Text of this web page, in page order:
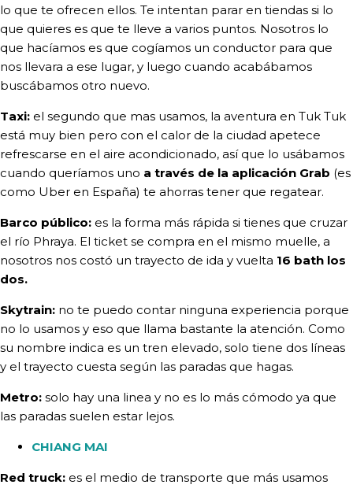
lo que te ofrecen ellos. Te intentan parar en tiendas si lo
que quieres es que te lleve a varios puntos. Nosotros lo
que hacíamos es que cogíamos un conductor para que
nos llevara a ese lugar, y luego cuando acabábamos
buscábamos otro nuevo.
Taxi: el segundo que mas usamos, la aventura en Tuk Tuk
está muy bien pero con el calor de la ciudad apetece
refrescarse en el aire acondicionado, así que lo usábamos
cuando queríamos uno a través de la aplicación Grab (es
como Uber en España) te ahorras tener que regatear.
Barco público: es la forma más rápida si tienes que cruzar
el río Phraya. El ticket se compra en el mismo muelle, a
nosotros nos costó un trayecto de ida y vuelta 16 bath los
dos.
Skytrain: no te puedo contar ninguna experiencia porque
no lo usamos y eso que llama bastante la atención. Como
su nombre indica es un tren elevado, solo tiene dos líneas
y el trayecto cuesta según las paradas que hagas.
Metro: solo hay una linea y no es lo más cómodo ya que
las paradas suelen estar lejos.
CHIANG MAI
Red truck: es el medio de transporte que más usamos